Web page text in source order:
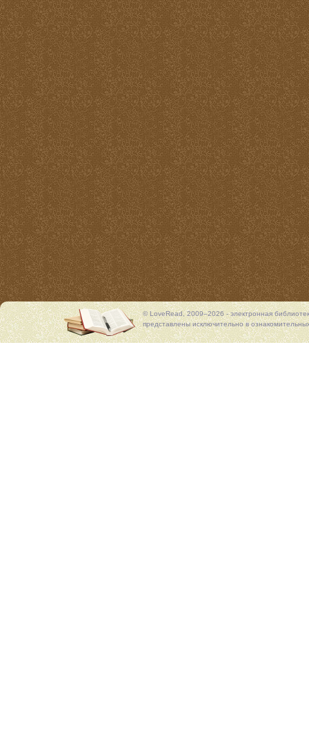
© LoveRead, 2009–2026 - электронная
представлены исключительно в